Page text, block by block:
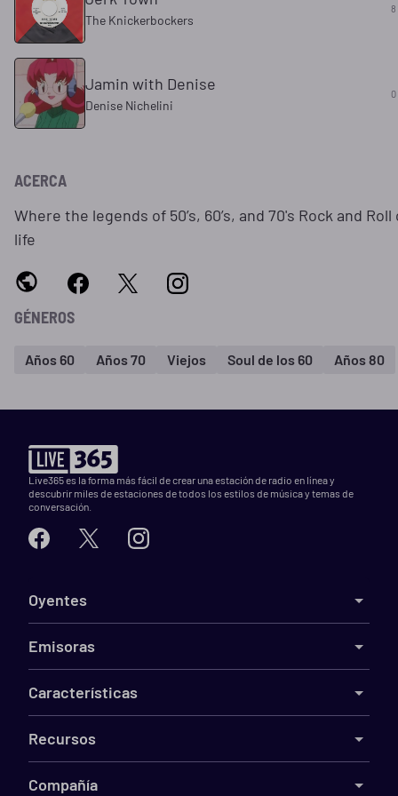
The Knickerbockers
8
Jamin with Denise
Denise Nichelini
ACERCA
Where the legends of 50’s, 60’s, and 70's Rock and
life
GÉNEROS
Años 60 Años 70 Viejos Soul de los 60 Años 80
Live365 es la forma más fácil de crear una estación de radio en línea y
descubrir miles de estaciones de todos los estilos de música y temas de
conversación.
Oyentes
Emisoras
Características
Recursos
Compañía